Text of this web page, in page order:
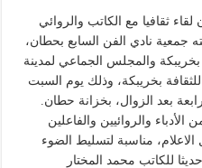
ثقافيا مع الكاتب والروائي
جمعية نادي الفن السابع بحطان،
والمجلس الجماعي لمدينة
بخريبكة، وذلك يوم السبت
والروائيين والفاعلين
مناسبة لتسليط الضوء
للكاتب محمد المختار